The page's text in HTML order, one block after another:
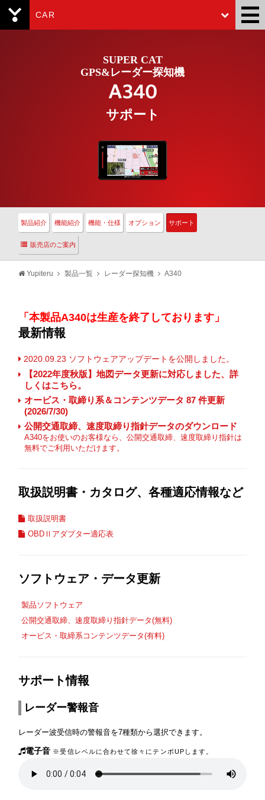
CAR
SUPER CAT
GPS&レーダー探知機
A340
サポート
製品紹介 機能紹介 機能・仕様 オプション サポート
販売店のご案内
Yupiteru 製品一覧 レーダー探知機 A340
「本製品A340は生産を終了しております」
最新情報
2020.09.23 ソフトウェアアップデートを公開しました。
【2022年度秋版】地図データ更新に対応しました、詳
しくはこちら。
オービス・取締り系＆コンテンツデータ 87 件更新
(2026/7/30)
公開交通取締、速度取締り指針データのダウンロード
A340をお使いのお客様なら、公開交通取締、速度取締り指針は
無料でご利用いただけます。
取扱説明書・カタログ、各種適応情報など
取扱説明書
OBDⅡアダプター適応表
ソフトウェア・データ更新
製品ソフトウェア
公開交通取締、速度取締り指針データ(無料)
オービス・取締系コンテンツデータ(有料)
サポート情報
レーダー警報音
レーダー波受信時の警報音を7種類から選択できます。
電子音 ※受信レベルに合わせて徐々にテンポUPします。